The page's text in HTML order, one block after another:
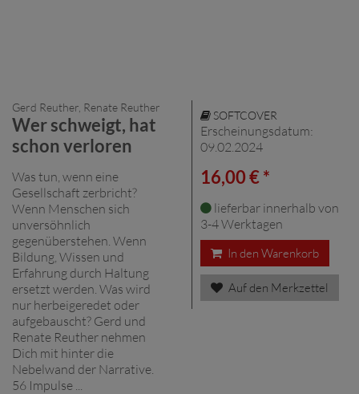
Gerd Reuther, Renate Reuther
Wer schweigt, hat
schon verloren
Was tun, wenn eine
Gesellschaft zerbricht?
Wenn Menschen sich
unversöhnlich
gegenüberstehen. Wenn
Bildung, Wissen und
Erfahrung durch Haltung
ersetzt werden. Was wird
nur herbeigeredet oder
aufgebauscht? Gerd und
Renate Reuther nehmen
Dich mit hinter die
Nebelwand der Narrative.
56 Impulse ...
SOFTCOVER
Erscheinungsdatum:
09.02.2024
16,00 € *
lieferbar innerhalb von
3-4 Werktagen
In den Warenkorb
Auf den Merkzettel